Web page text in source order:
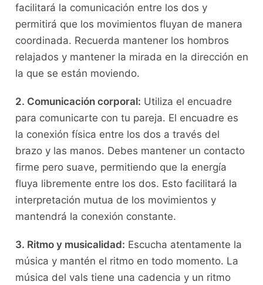
facilitará la comunicación entre los dos y
permitirá que los movimientos fluyan de ⁢manera
coordinada.⁣ Recuerda mantener los ‌hombros
relajados y mantener la mirada​ en la dirección en⁤
la‌ que se están moviendo.
2. ⁢Comunicación corporal: Utiliza el encuadre
para ​comunicarte con tu pareja. El encuadre es
la conexión física entre ⁤los dos a través del
brazo y las manos. Debes mantener ​un contacto
firme pero ⁢suave, permitiendo​ que la energía
fluya ⁤libremente ⁤entre los dos. Esto facilitará ​la
interpretación mutua de los movimientos y
mantendrá la conexión constante.
3. ‍Ritmo y‌ musicalidad: Escucha atentamente la ​
música y mantén el ritmo en todo ​momento. La
música del vals⁤ tiene una cadencia y un ritmo